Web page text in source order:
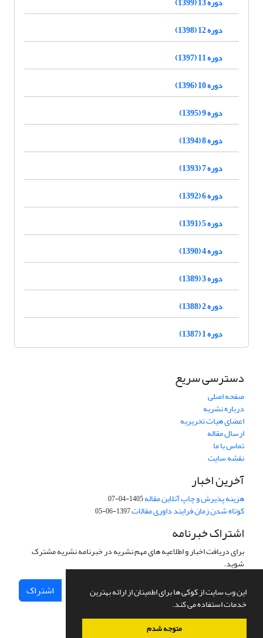
این وب سایت از کوکی ها برای اطمینان از ارائه بهترین
خدمات استفاده می کند.
متوجه شدم
دوره 12 (1398)
دوره 11 (1397)
دوره 10 (1396)
دوره 9 (1395)
دوره 8 (1394)
دوره 7 (1393)
دوره 6 (1392)
دوره 5 (1391)
دوره 4 (1390)
دوره 3 (1389)
دوره 2 (1388)
دوره 1 (1387)
دسترسی سریع
صفحه اصلی
درباره نشریه
اعضای هیات تحریریه
ارسال مقاله
تماس با ما
نقشه سایت
آخرین اخبار
هزینه پذیرش و چاپ آنلاین مقاله1405-04-07
کوتاه شدن زمان فرایند داوری مقالات1397-06-05
اشتراک خبرنامه
برای دریافت اخبار و اطلاعیه های مهم نشریه در خبرنامه نشریه مشترک
شوید.
اشتراک